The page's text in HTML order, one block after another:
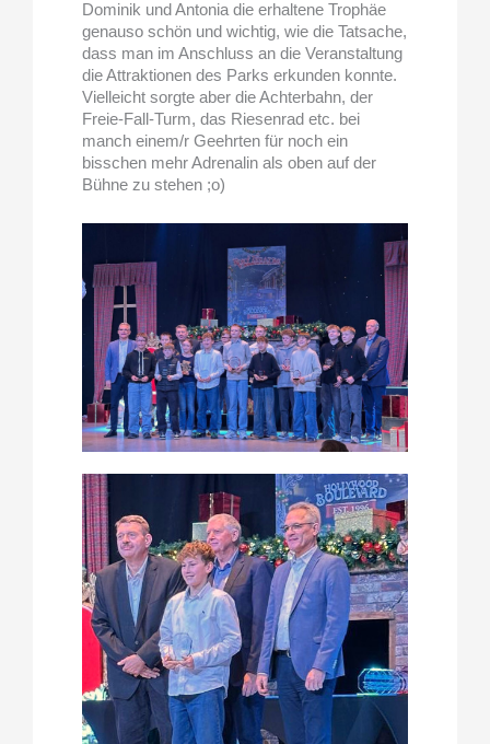
Dominik und Antonia die erhaltene Trophäe
genauso schön und wichtig, wie die Tatsache,
dass man im Anschluss an die Veranstaltung
die Attraktionen des Parks erkunden konnte.
Vielleicht sorgte aber die Achterbahn, der
Freie-Fall-Turm, das Riesenrad etc. bei
manch einem/r Geehrten für noch ein
bisschen mehr Adrenalin als oben auf der
Bühne zu stehen ;o)